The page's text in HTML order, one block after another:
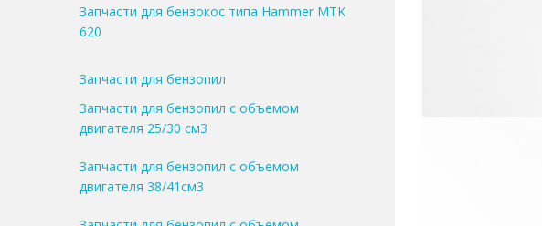
Запчасти для бензокос типа Hammer MTK
620
Запчасти для бензопил
Запчасти для бензопил с объемом
двигателя 25/30 см3
Запчасти для бензопил с объемом
двигателя 38/41см3